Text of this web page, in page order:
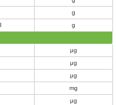
g
g
μg
μg
μg
mg
μg